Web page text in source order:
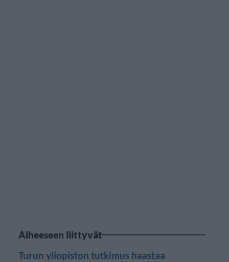
Aiheeseen liittyvät
Turun yliopiston tutkimus haastaa